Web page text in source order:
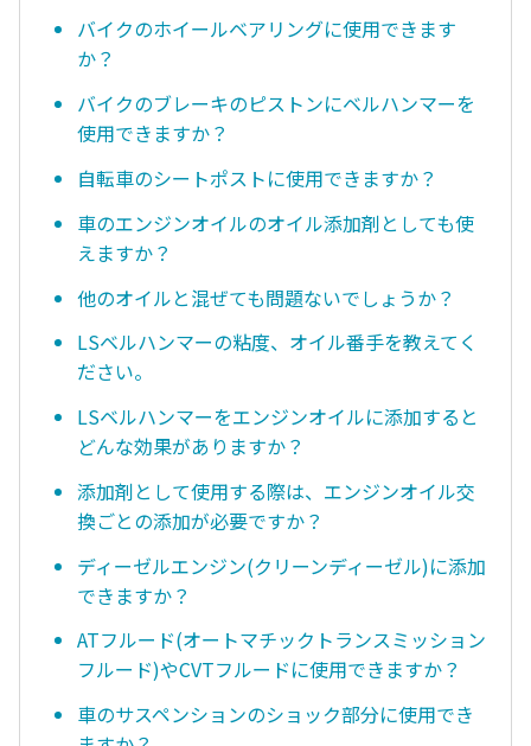
バイクのホイールベアリングに使用できます
か？
バイクのブレーキのピストンにベルハンマーを
使用できますか？
自転車のシートポストに使用できますか？
車のエンジンオイルのオイル添加剤としても使
えますか？
他のオイルと混ぜても問題ないでしょうか？
LSベルハンマーの粘度、オイル番手を教えてく
ださい。
LSベルハンマーをエンジンオイルに添加すると
どんな効果がありますか？
添加剤として使用する際は、エンジンオイル交
換ごとの添加が必要ですか？
ディーゼルエンジン(クリーンディーゼル)に添加
できますか？
ATフルード(オートマチックトランスミッション
フルード)やCVTフルードに使用できますか？
車のサスペンションのショック部分に使用でき